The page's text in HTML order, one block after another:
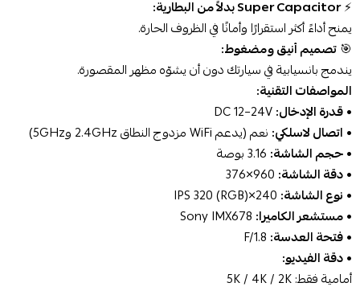
⚡Super Capacitor بدلاً من البطارية:
يمنح أداءً أكثر استقرارًا وأمانًا في الظروف الحارة.
🎯تصميم أنيق ومضغوط:
يندمج بانسيابية في سيارتك دون أن يشوّه مظهر المقصورة.
المواصفات التقنية:
•قدرة الإدخال:
• اتصال لاسلكي: نعم (يدعم WiFi مزدوج النطاق 2.4GHz و5GHz)
•حجم الشاشة:
•دقة الشاشة:
• نوع الشاشة:
•مستشعر الكاميرا:
•فتحة العدسة:
•دقة الفيديو:
أمامية فقط: ‎5K / 4K / 2K‎